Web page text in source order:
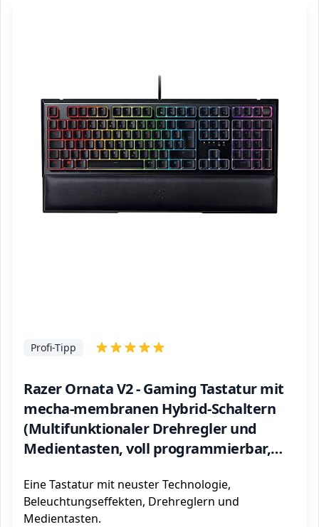
Razer Ornata V2 - Gaming Tastatur mit
mecha-membranen Hybrid-Schaltern
(Multifunktionaler Drehregler und
Medientasten, voll programmierbar,
Schwarz
Profi-Tipp
Eine Tastatur mit neuster Technologie,
Beleuchtungseffekten, Drehreglern und
Medientasten.